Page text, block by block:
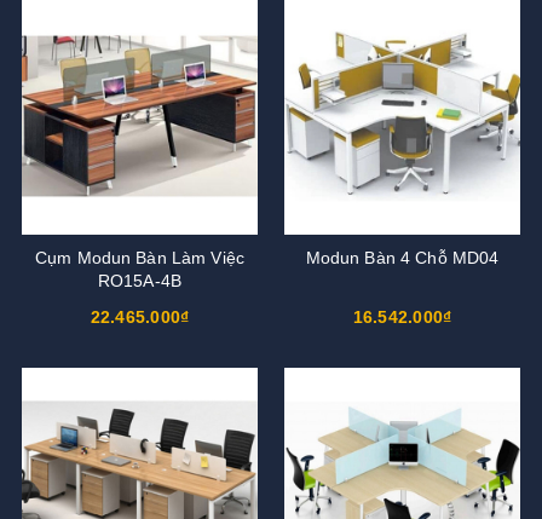
Cụm Modun Bàn Làm Việc
RO15A-4B
22.465.000₫
Modun Bàn 4 Chỗ MD04
16.542.000₫